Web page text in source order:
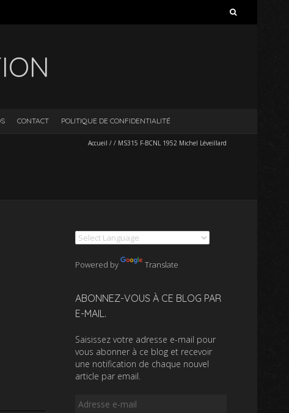
CONTACT POLITIQUE DE CONFIDENTIALITÉ
Accueil // MS315 F-BCNL 1952 Michel Léveillard
Powered by Translate
ABONNEZ-VOUS À CE BLOG PAR
E-MAIL.
Saisissez votre adresse e-mail pour
vous abonner à ce blog et recevoir
une notification de chaque nouvel
article par email.
Adresse